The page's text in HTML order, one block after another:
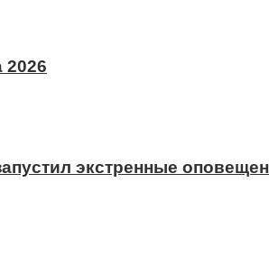
2026
экстренные